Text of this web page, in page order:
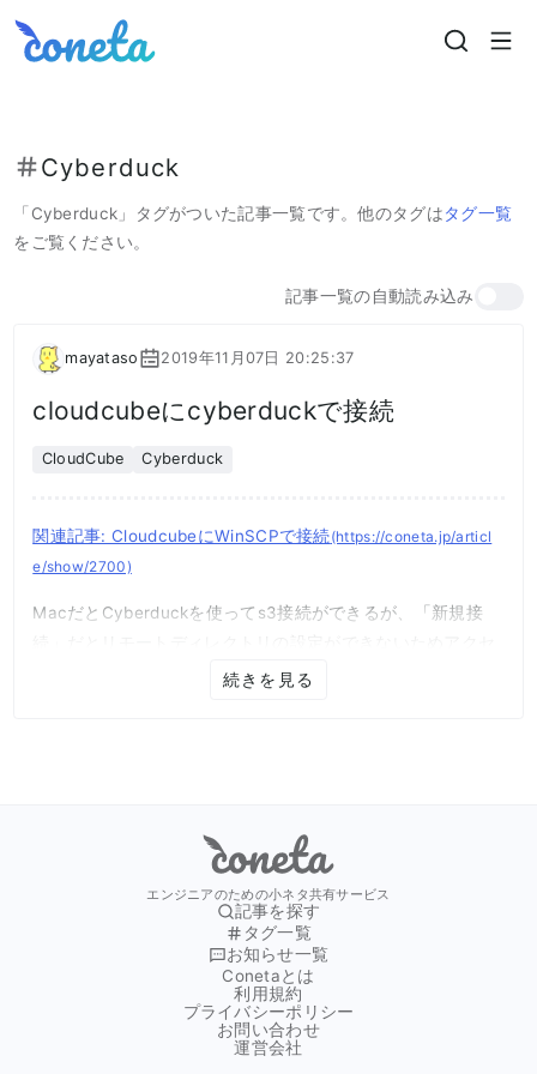
Coneta
Cyberduck
「Cyberduck 」タグがついた記事一覧です。他のタグはタグ一覧
をご覧ください。
記事一覧の自動読み込み
mayataso 2019年11月07日 20:25:37
cloudcubeにcyberduckで接続
CloudCube Cyberduck
関連記事: CloudcubeにWinSCPで接続(https://coneta.jp/articl
e/show/2700)
MacだとCyberduckを使ってs3接続ができるが、「新規接
「パス」が該当項目なので、ここに
続きを見る
Coneta
エンジニアのための小ネタ共有サービス
Conetaとは
利用規約
プライバシーポリシー
お問い合わせ
運営会社
記事を探す
タグ一覧
お知らせ一覧